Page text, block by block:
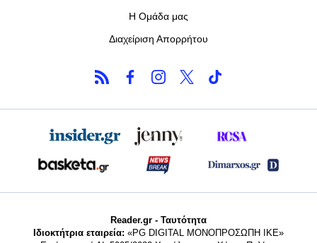
Η Ομάδα μας
Διαχείριση Απορρήτου
Reader.gr - Ταυτότητα
Ιδιοκτήτρια εταιρεία: «PG DIGITAL MONΟΠΡΟΣΩΠΗ ΙΚΕ»